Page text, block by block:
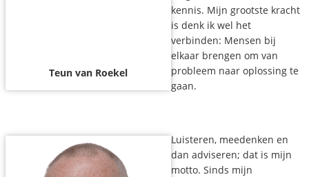
Teun van Roekel
kennis. Mijn grootste kracht
is denk ik wel het
verbinden: Mensen bij
elkaar brengen om van
probleem naar oplossing te
gaan.
Luisteren, meedenken en
dan adviseren; dat is mijn
motto. Sinds mijn